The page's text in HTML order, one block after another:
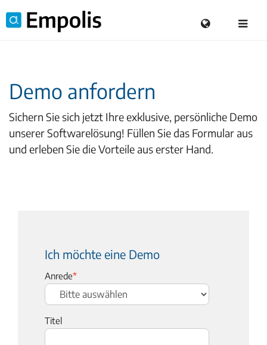
Demo anfordern
Sichern Sie sich jetzt Ihre exklusive, persönliche Demo
unserer Softwarelösung! Füllen Sie das Formular aus
und erleben Sie die Vorteile aus erster Hand.
Ich möchte eine Demo
Anrede*
Titel